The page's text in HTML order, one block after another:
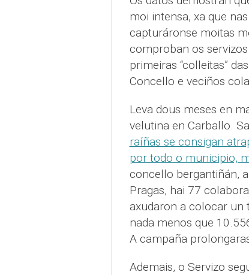
moi intensa, xa que
capturáronse moitas
comproban os
primeiras “colleitas”
Concello e veciños
Leva dous meses en
velutina en Carballo.
raíñas se consigan
por todo o municipio,
concello bergantiñán,
Pragas, hai 77
axudaron a colocar
nada menos que
A campaña
Ademais, o Servizo